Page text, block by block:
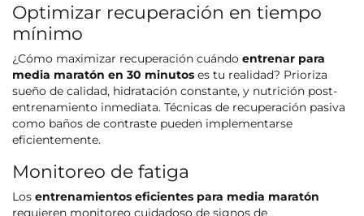
Optimizar recuperación en tiempo
mínimo
¿Cómo maximizar recuperación cuándo entrenar para
media maratón en 30 minutos es tu realidad? Prioriza
sueño de calidad, hidratación constante, y nutrición post-
entrenamiento inmediata. Técnicas de recuperación pasiva
como baños de contraste pueden implementarse
eficientemente.
Monitoreo de fatiga
Los entrenamientos eficientes para media maratón
requieren monitoreo cuidadoso de signos de